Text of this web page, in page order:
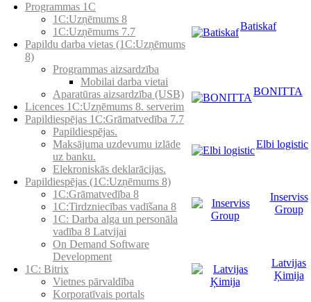
Programmas 1C
1C:Uzņēmums 8
1C:Uzņēmums 7.7
Papildu darba vietas (1C:Uzņēmums
8)
Programmas aizsardzība
Mobilai darba vietai
Aparatūras aizsardzība (USB)
Licences 1C:Uzņēmums 8. serverim
Papildiespējas 1C:Grāmatvedība 7.7
Papildiespējas.
Maksājuma uzdevumu izlāde
uz banku.
Elekroniskās deklarācijas.
Papildiespējas (1C:Uzņēmums 8)
1C:Grāmatvedība 8
1C:Tirdzniecības vadīšana 8
1С: Darba alga un personāla
vadība 8 Latvijai
On Demand Software
Development
1C: Bitrix
Vietnes pārvaldība
Korporatīvais portals
Batiskaf
BONITTA
Elbi logistic
Inserviss
Group
Latvijas
Ķimija